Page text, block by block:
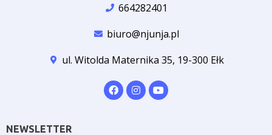
664282401
biuro@njunja.pl
ul. Witolda Maternika 35, 19-300 Ełk
NEWSLETTER